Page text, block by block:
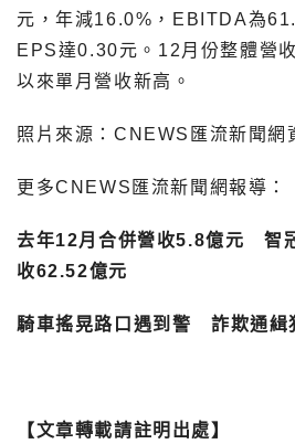
元，年減16.0%，EBITDA為
EPS達0.30元。12月份整體營
以來單月營收新高。
照片來源：CNEWS匯流新聞網
更多CNEWS匯流新聞網報導：
去年12月合併營收5.8億元 智
收62.52億元
騎車搖晃路口遇到警 詐欺通緝
【文章轉載請註明出處】